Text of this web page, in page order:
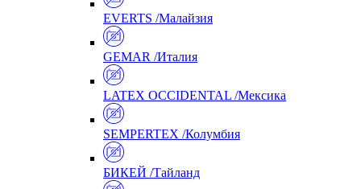
EVERTS /Малайзия
GEMAR /Италия
LATEX OCCIDENTAL /Мексика
SEMPERTEX /Колумбия
БИКЕЙ /Тайланд